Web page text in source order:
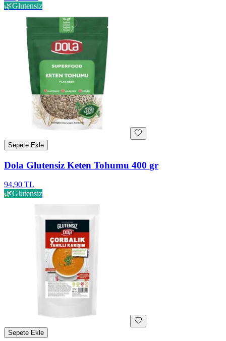
🌿Glutensiz
Sepete Ekle
Dola Glutensiz Keten Tohumu 400 gr
94,90 TL
🌿Glutensiz
Sepete Ekle